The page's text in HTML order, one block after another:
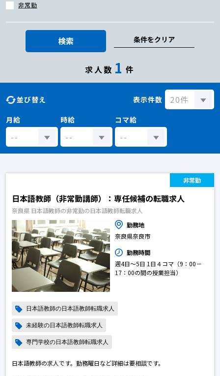
非常勤
検索 条件をクリア
求人数 1 件
並び替え 表示件数
月給 時給 コマ給
非常勤
日本語教師（非常勤講師）：専任候補の転職求人
奈良県 日本語教師の非常勤の日本語教師転職求人
勤務地
奈良県奈良市
勤務時間
週4日～5日 1日４コマ（9：00－
17：00の間の授業担当）
日本語教師の日本語教師転職求人
未経験の日本語教師転職求人
専門学校の日本語教師転職求人
日本語教師の求人です。勤務曜日など詳細は要相談です。